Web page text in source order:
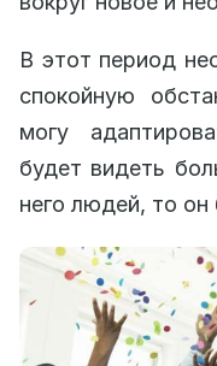
В этот период
спокойную
могу
будет видеть
него людей, то он